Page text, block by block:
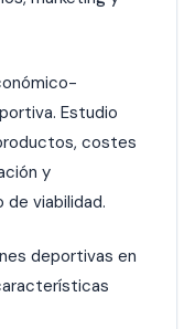
Estudio
costes
y
viabilidad.
deportivas en